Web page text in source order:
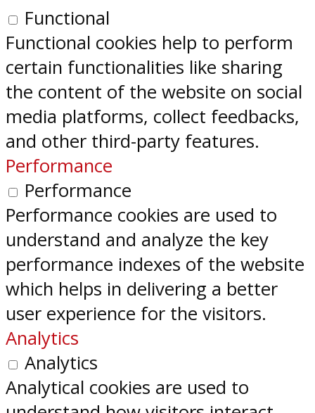
Functional
Functional cookies help to perform
certain functionalities like sharing
the content of the website on social
media platforms, collect feedbacks,
and other third-party features.
Performance
Performance
Performance cookies are used to
understand and analyze the key
performance indexes of the website
which helps in delivering a better
user experience for the visitors.
Analytics
Analytics
Analytical cookies are used to